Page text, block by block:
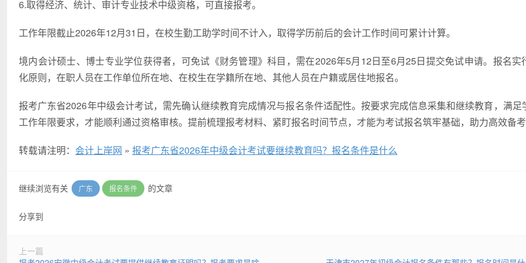
6.取得经济、统计、审计专业技术中级资格，可直接报考。
工作年限截止2026年12月31日，在校生勤工助学时间不计入，取得学历前后的会计工作时间可累计计算。
境内会计硕士、博士专业学位获得者，可免试《财务管理》科目，需在2026年5月12日至6月25日提交免试申请。报名实
化原则，在职人员在工作单位所在地、在校生在学籍所在地、其他人员在户籍或居住地报名。
报考广东省2026年中级会计考试，需先确认继续教育完成情况与报名条件适配性。按要求完成信息采集和继续教育，满足
工作年限要求，才能顺利通过资格审核。提前梳理报考材料、紧盯报名时间节点，才能为考试报名筑牢基础，助力高效备考
转载请注明： 会计上岸网 » 报考广东省2026年中级会计考试要继续教育吗？报名条件是什么
继续浏览有关 广东 报名条件 的文章
分享到
上一篇